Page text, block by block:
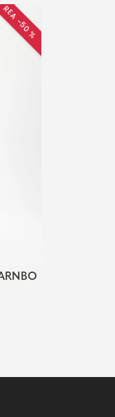
REA −50 %